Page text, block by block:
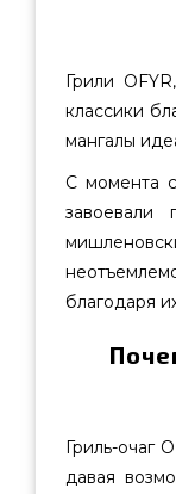
Грили
классики
мангалы
С момента
благодаря
Гриль-очаг
давая